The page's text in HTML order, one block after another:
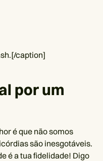
caption]
por um
é que não somos
são inesgotáveis.
é a tua fidelidade! Digo